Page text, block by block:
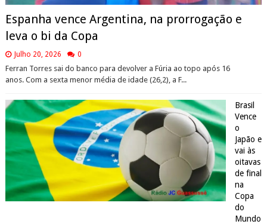
Espanha vence Argentina, na prorrogação e
leva o bi da Copa
Julho 20, 2026 0
Ferran Torres sai do banco para devolver a Fúria ao topo após 16
anos. Com a sexta menor média de idade (26,2), a F...
Brasil
Vence
o
Japão e
vai às
oitavas
de final
na
Copa
do
Mundo